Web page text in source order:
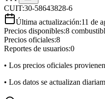
CUIT:30-58643828-6
Última actualización:11 de
Precios disponibles:8
Precios oficiales:8
Reportes de usuarios:0
• Los precios oficiales
• Los datos se actualizan